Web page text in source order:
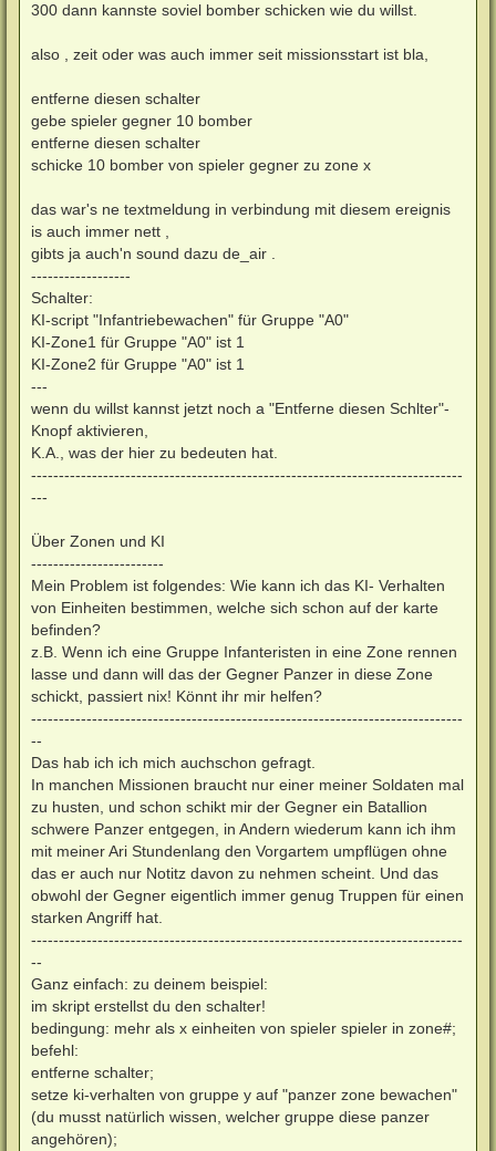
300 dann kannste soviel bomber schicken wie du willst.
also , zeit oder was auch immer seit missionsstart ist bla,
entferne diesen schalter
gebe spieler gegner 10 bomber
entferne diesen schalter
schicke 10 bomber von spieler gegner zu zone x
das war's ne textmeldung in verbindung mit diesem ereignis
is auch immer nett ,
gibts ja auch'n sound dazu de_air .
------------------
Schalter:
KI-script "Infantriebewachen" für Gruppe "A0"
KI-Zone1 für Gruppe "A0" ist 1
KI-Zone2 für Gruppe "A0" ist 1
---
wenn du willst kannst jetzt noch a "Entferne diesen Schlter"-
Knopf aktivieren,
K.A., was der hier zu bedeuten hat.
------------------------------------------------------------------------------
---
Über Zonen und KI
------------------------
Mein Problem ist folgendes: Wie kann ich das KI- Verhalten
von Einheiten bestimmen, welche sich schon auf der karte
befinden?
z.B. Wenn ich eine Gruppe Infanteristen in eine Zone rennen
lasse und dann will das der Gegner Panzer in diese Zone
schickt, passiert nix! Könnt ihr mir helfen?
------------------------------------------------------------------------------
--
Das hab ich ich mich auchschon gefragt.
In manchen Missionen braucht nur einer meiner Soldaten mal
zu husten, und schon schikt mir der Gegner ein Batallion
schwere Panzer entgegen, in Andern wiederum kann ich ihm
mit meiner Ari Stundenlang den Vorgartem umpflügen ohne
das er auch nur Notitz davon zu nehmen scheint. Und das
obwohl der Gegner eigentlich immer genug Truppen für einen
starken Angriff hat.
------------------------------------------------------------------------------
--
Ganz einfach: zu deinem beispiel:
im skript erstellst du den schalter!
bedingung: mehr als x einheiten von spieler spieler in zone#;
befehl:
entferne schalter;
setze ki-verhalten von gruppe y auf "panzer zone bewachen"
(du musst natürlich wissen, welcher gruppe diese panzer
angehören);